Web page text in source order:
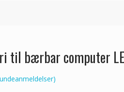
bærbar computer